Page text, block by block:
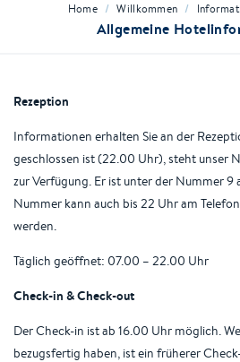
Home / Willkommen /
Allgemeine
Rezeption
Informationen erhalten Sie an der
geschlossen ist (22.00 Uhr), steht unser
zur Verfügung. Er ist unter der Nummer 9
Nummer kann auch bis 22 Uhr am
werden.
Täglich geöffnet: 07.00 – 22.00 Uhr
Check-in & Check-out
Der Check-in ist ab 16.00 Uhr möglich.
bezugsfertig haben, ist ein früherer